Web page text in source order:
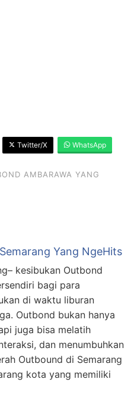
Twitter/X WhatsApp
AMBARAWA YANG
Yang NgeHits
kesibukan Outbond
bagi para
di waktu liburan
Outbond bukan hanya
juga bisa melatih
dan menumbuhkan
Outbound di Semarang
kota yang memiliki